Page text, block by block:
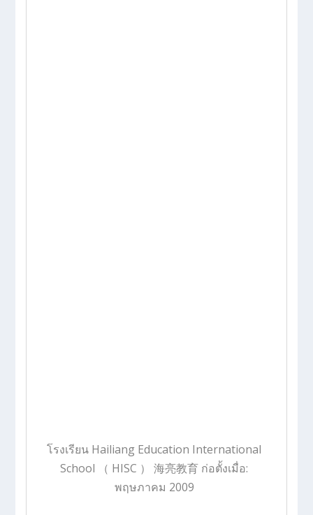
โรงเรียน Hailiang Education International
School （ HISC ） 海亮教育 ก่อตั้งเมื่อ:
พฤษภาคม 2009